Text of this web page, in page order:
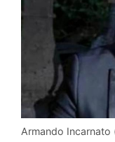
Armando Incarnato